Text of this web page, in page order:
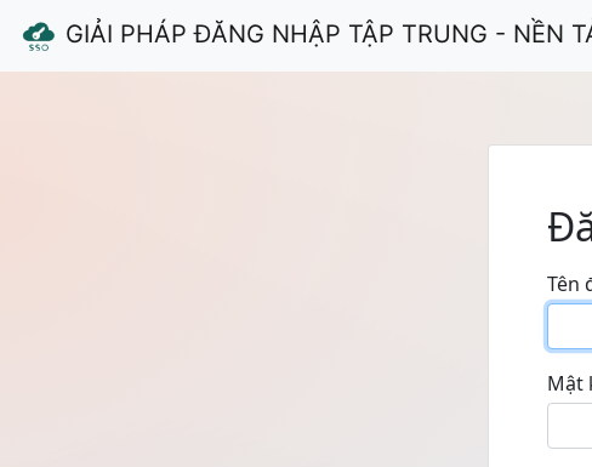
GIẢI PHÁP ĐĂNG NHẬP TẬP TRUNG - NỀN
Tên
Mật